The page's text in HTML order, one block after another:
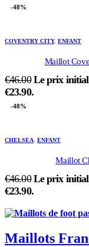
-48%
COVENTRY CITY, ENFANT
Maillot
€46.00 Le prix initial
€23.90.
-48%
CHELSEA, ENFANT
Maillot
€46.00 Le prix initial
€23.90.
Maillots